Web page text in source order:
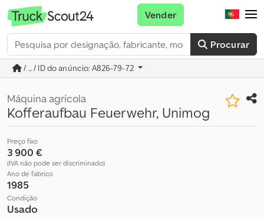
Procurar
Vender
/ ... / ID do anúncio: A826-79-72
Máquina agrícola
Kofferaufbau Feuerwehr, Unimog
Preço fixo
3 900 €
(IVA não pode ser discriminado)
Ano de fabrico
1985
Condição
Usado